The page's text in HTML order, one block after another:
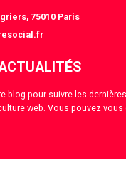
75010 Paris
blog pour suivre les
web. Vous pouvez